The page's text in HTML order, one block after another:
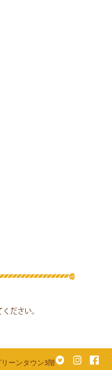
ください。
ーンタウン3階